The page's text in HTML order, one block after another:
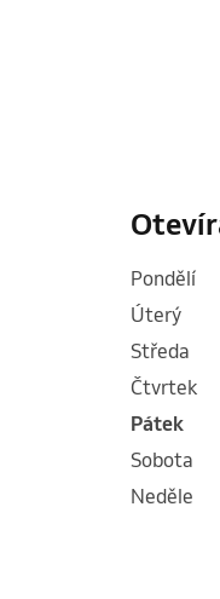
pondělí
úterý
středa
čtvrtek
pátek
sobota
neděle